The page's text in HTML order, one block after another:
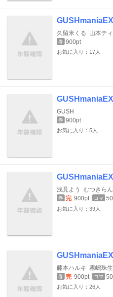
久留米くる 山本テ
巻 900pt
お気に入り：17人
GUSHmaniaEX
GUSH
巻 900pt
お気に入り：5人
浅見よう むつきらん
巻 完 900pt コマ
お気に入り：39人
藤本ハルキ 霧嶋珠生
巻 完 900pt コマ
お気に入り：26人